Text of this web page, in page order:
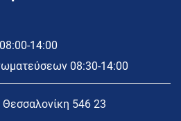
14:00
08:30-14:00
546 23